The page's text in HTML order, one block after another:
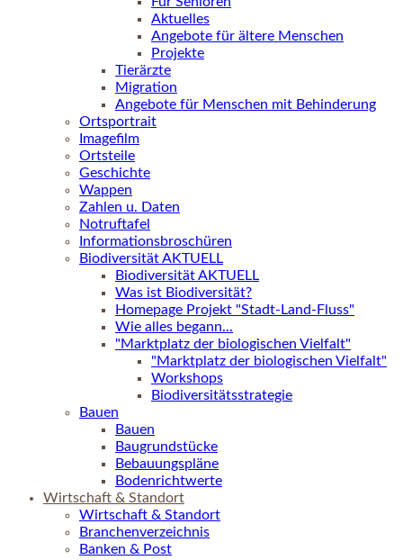
Aktuelles
Angebote für ältere Menschen
Projekte
Tierärzte
Migration
Angebote für Menschen mit Behinderung
Ortsportrait
Imagefilm
Ortsteile
Geschichte
Wappen
Zahlen u. Daten
Notruftafel
Informationsbroschüren
Biodiversität AKTUELL
Biodiversität AKTUELL
Was ist Biodiversität?
Homepage Projekt "Stadt-Land-Fluss"
Wie alles begann...
"Marktplatz der biologischen Vielfalt"
"Marktplatz der biologischen Vielfalt"
Workshops
Biodiversitätsstrategie
Bauen
Bauen
Baugrundstücke
Bebauungspläne
Bodenrichtwerte
Wirtschaft & Standort
Wirtschaft & Standort
Branchenverzeichnis
Banken & Post